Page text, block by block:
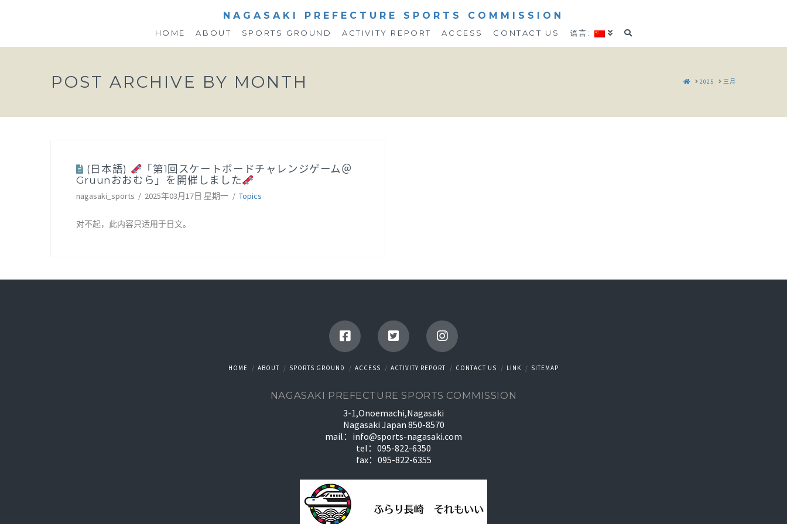
NAGASAKI PREFECTURE SPORTS COMMISSION
HOME ABOUT SPORTS GROUND ACTIVITY REPORT ACCESS CONTACT US 语言:
POST ARCHIVE BY MONTH HOME2025 三月
(日本語)
「第1回スケートボードチャレンジゲーム＠
Gruunおおむら」を開催しました
nagasaki_sports 2025年03月17日 星期一 Topics
对不起，此内容只适用于日文。
HOME ABOUT SPORTS GROUND ACCESS ACTIVITY REPORT CONTACT US LINK SITEMAP
NAGASAKI PREFECTURE SPORTS COMMISSION
3-1,Onoemachi,Nagasaki
Nagasaki Japan 850-8570
mail： info@sports-nagasaki.com
tel：095-822-6350
fax：095-822-6355